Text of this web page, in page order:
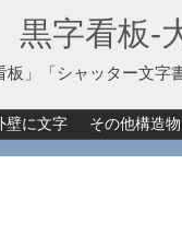
黒字看板‐
板」「シャッター文
壁に文字 その他構造